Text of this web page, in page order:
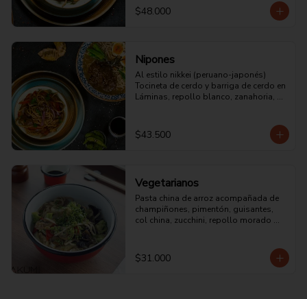
salsa de ostras, cilantro y perejil
picado.
$48.000
Nipones
Al estilo nikkei (peruano-japonés)
Tocineta de cerdo y barriga de cerdo en
Láminas, repollo blanco, zanahoria,
katsuobushi, semillas de sésamo
negro, jengibre rojo, soya y salsa de
$43.500
Vegetarianos
Pasta china de arroz acompañada de
champiñones, pimentón, guisantes,
col china, zucchini, repollo morado
$31.000